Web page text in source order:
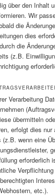
über den Inhalt
Wir
die
dies
die
(z.B.
Verarbeitung
übermitteln
erfolgt dies nur
wenn eine
erforderlich
etc.).